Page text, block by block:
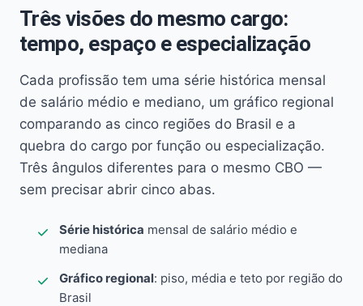
Três visões do mesmo cargo:
tempo, espaço e especialização
Cada profissão tem uma série histórica mensal
de salário médio e mediano, um gráfico regional
comparando as cinco regiões do Brasil e a
quebra do cargo por função ou especialização.
Três ângulos diferentes para o mesmo CBO —
sem precisar abrir cinco abas.
Série histórica mensal de salário médio e
mediana
Gráfico regional: piso, média e teto por região do
Brasil